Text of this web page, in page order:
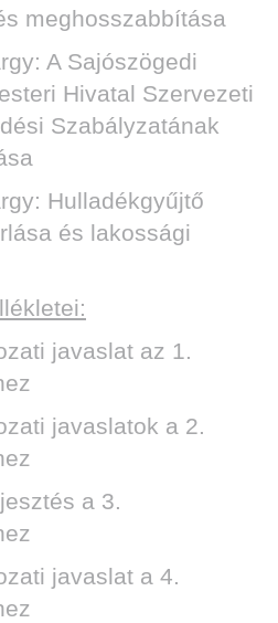
meghosszabbítása
A Sajószögedi
Hivatal Szervezeti
Szabályzatának
Hulladékgyűjtő
és lakossági
javaslat az 1.
javaslatok a 2.
a 3.
javaslat a 4.